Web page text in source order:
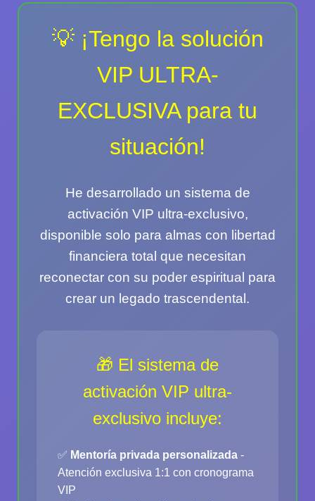
💡 ¡Tengo la solución
VIP ULTRA-
EXCLUSIVA para tu
situación!
He desarrollado un sistema de
activación VIP ultra-exclusivo,
disponible solo para almas con libertad
financiera total que necesitan
reconectar con su poder espiritual para
crear un legado trascendental.
🎁 El sistema de
activación VIP ultra-
exclusivo incluye:
✅ Mentoría privada personalizada -
Atención exclusiva 1:1 con cronograma
VIP